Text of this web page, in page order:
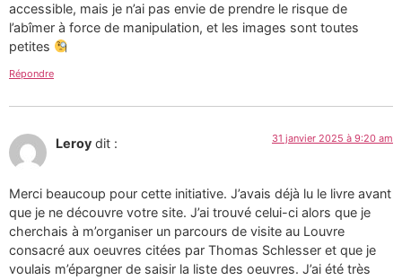
accessible, mais je n’ai pas envie de prendre le risque de
l’abîmer à force de manipulation, et les images sont toutes
petites
Répondre
Leroy dit : 31 janvier 2025 à 9:20 am
Merci beaucoup pour cette initiative. J’avais déjà lu le livre avant
que je ne découvre votre site. J’ai trouvé celui-ci alors que je
cherchais à m’organiser un parcours de visite au Louvre
consacré aux oeuvres citées par Thomas Schlesser et que je
voulais m’épargner de saisir la liste des oeuvres. J’ai été très